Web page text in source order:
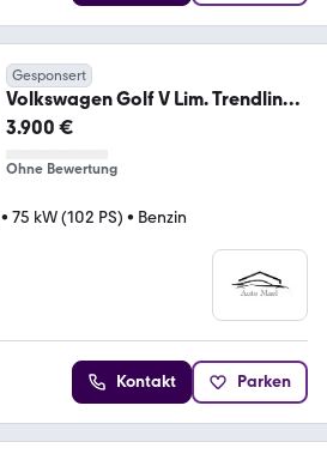
Gesponsert
Volkswagen Golf V Lim. Trendline
*2.Hand
3.900 €
Ohne Bewertung
• 75 kW (102 PS) • Benzin
Kontakt Parken